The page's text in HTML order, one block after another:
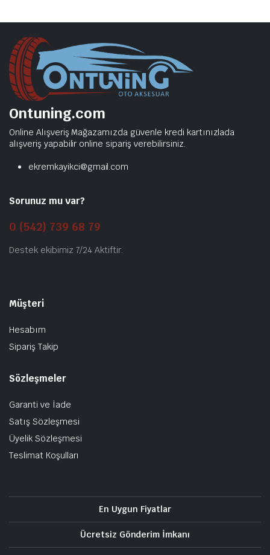
Ontuning.com
Online Alışveriş Mağazamızda güvenle kredi kartınızlada
alışveriş yapabilir online sipariş verebilirsiniz.
ekremkayikci@gmail.com
Sorunuz mu var?
0 (542) 739 68 79
Destek ekibimiz 7/24 Aktiftir.
Müşteri
Hesabım
Sipariş Takip
Sözleşmeler
Garanti ve İade
Satış Sözleşmesi
Üyelik Sözleşmesi
Teslimat Koşulları
En Uygun Fiyatlar
Ücretsiz Gönderim İmkanı